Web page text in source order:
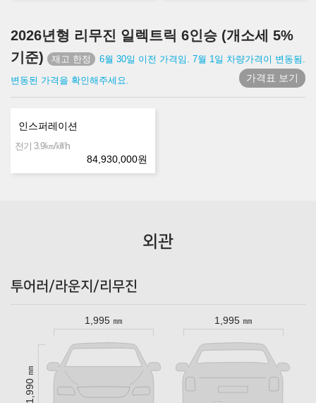
2026년형 리무진 일렉트릭 6인승 (개소세 5%
기준)
6월 30일 이전 가격임. 7월 1일 차량가격이 변동됨.
변동된 가격을 확인해주세요.
가격표 보기
인스퍼레이션
전기 3.9㎞/㎾h
84,930,000원
외관
투어러/라운지/리무진
1,995 ㎜ 1,995 ㎜
1,990 ㎜